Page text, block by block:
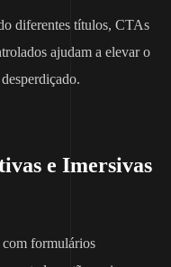
diferentes títulos, CTAs
ajudam a elevar o
e Imersivas
formulários